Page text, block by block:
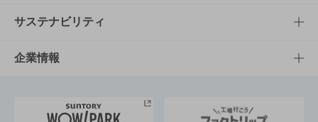
商品発売情報
栄養成分一覧
キャンペーン
工場見学
文化・スポーツTOP
サントリーホール
サステナビリティ
サステナビリティTOP
企業情報